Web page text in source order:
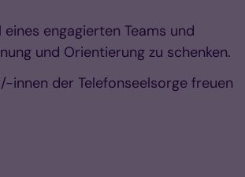
eines engagierten Teams und
und Orientierung zu schenken.
innen der Telefonseelsorge freuen